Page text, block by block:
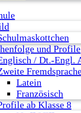
und Profile
/ Dt.-Engl.
Latein
Französisch
ab Klasse 8